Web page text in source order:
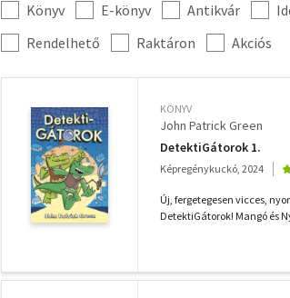
Kategória
szűrés
Könyv E-könyv Antikvár
További
szűrők
Rendelhető Raktáron Akciós
KÖNYV
John Patrick Green
DetektiGátorok 1.
Képregénykuckó, 2024
Új, fergetegesen vicces,
DetektiGátorok! Mangó és